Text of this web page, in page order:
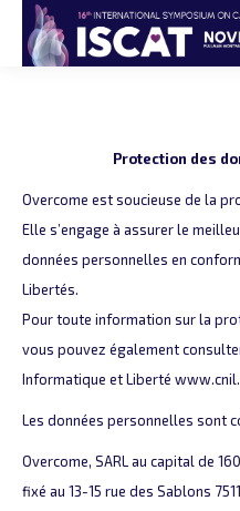
Protection des
Overcome est soucieuse de la
Elle s’engage à assurer le
données personnelles en
Libertés.
Pour toute information sur la
vous pouvez également
Informatique et Liberté
Les données personnelles sont
Overcome, SARL au capital de
fixé au 13-15 rue des Sablons